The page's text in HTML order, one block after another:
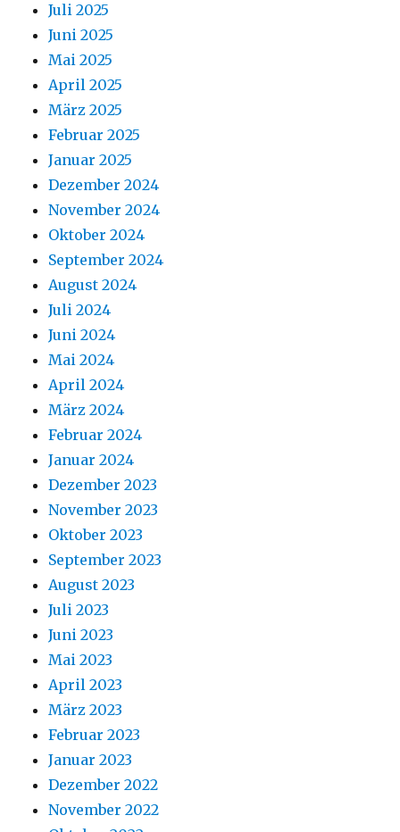
Juli 2025
Juni 2025
Mai 2025
April 2025
März 2025
Februar 2025
Januar 2025
Dezember 2024
November 2024
Oktober 2024
September 2024
August 2024
Juli 2024
Juni 2024
Mai 2024
April 2024
März 2024
Februar 2024
Januar 2024
Dezember 2023
November 2023
Oktober 2023
September 2023
August 2023
Juli 2023
Juni 2023
Mai 2023
April 2023
März 2023
Februar 2023
Januar 2023
Dezember 2022
November 2022